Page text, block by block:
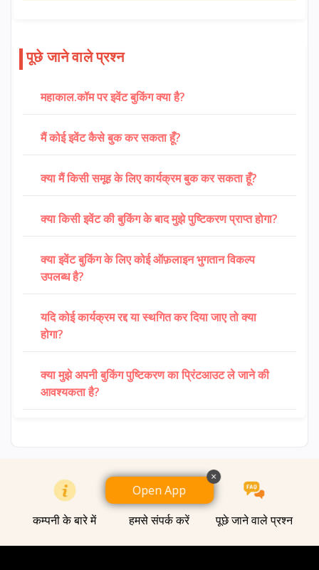
पूछे जाने वाले प्रश्न
महाकाल.कॉम पर इवेंट बुकिंग क्या है?
मैं कोई इवेंट कैसे बुक कर सकता हूँ?
क्या मैं किसी समूह के लिए कार्यक्रम बुक कर सकता हूँ?
क्या किसी इवेंट की बुकिंग के बाद मुझे पुष्टिकरण प्राप्त होगा?
क्या इवेंट बुकिंग के लिए कोई ऑफ़लाइन भुगतान विकल्प
उपलब्ध है?
यदि कोई कार्यक्रम रद्द या स्थगित कर दिया जाए तो क्या
होगा?
क्या मुझे अपनी बुकिंग पुष्टिकरण का प्रिंटआउट ले जाने की
आवश्यकता है?
कम्पनी के बारे में हमसे संपर्क करें पूछे जाने वाले प्रश्न
Open App
×